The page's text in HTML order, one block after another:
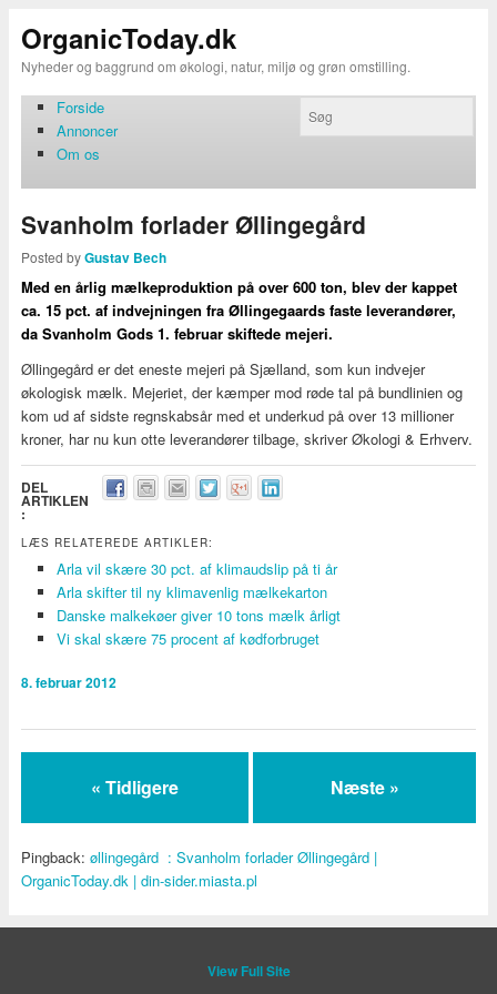
OrganicToday.dk
Nyheder og baggrund om økologi, natur, miljø og grøn omstilling.
Forside
Annoncer
Om os
Svanholm forlader Øllingegård
Posted byGustav Bech
Med en årlig mælkeproduktion på over 600 ton, blev der kappet
ca. 15 pct. af indvejningen fra Øllingegaards faste leverandører,
da Svanholm Gods 1. februar skiftede mejeri.
Øllingegård er det eneste mejeri på Sjælland, som kun indvejer
økologisk mælk. Mejeriet, der kæmper mod røde tal på bundlinien og
kom ud af sidste regnskabsår med et underkud på over 13 millioner
kroner, har nu kun otte leverandører tilbage, skriver Økologi & Erhverv.
DEL
ARTIKLEN
:
LÆS RELATEREDE ARTIKLER:
Arla vil skære 30 pct. af klimaudslip på ti år
Arla skifter til ny klimavenlig mælkekarton
Danske malkekøer giver 10 tons mælk årligt
Vi skal skære 75 procent af kødforbruget
8. februar 2012
« Tidligere Næste »
Pingback: øllingegård : Svanholm forlader Øllingegård |
OrganicToday.dk | din-sider.miasta.pl
View Full Site